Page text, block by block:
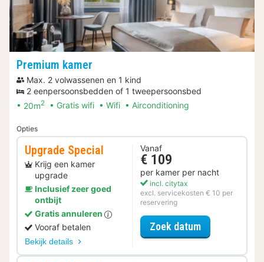
Premium kamer
Max. 2 volwassenen en 1 kind
2 eenpersoonsbedden of 1 tweepersoonsbed
20m2 Gratis wifi Wifi Airconditioning
Opties
Upgrade Special
Krijg een kamer
upgrade
Inclusief zeer goed
ontbijt
Gratis annuleren
Vooraf betalen
Bekijk details
Vanaf
€ 109
per kamer per nacht
incl. citytax
excl. servicekosten € 10 per
reservering
Zoek datumvoor Upgrade